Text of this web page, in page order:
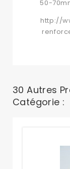
50-
http://
30 Autres
Catégorie :